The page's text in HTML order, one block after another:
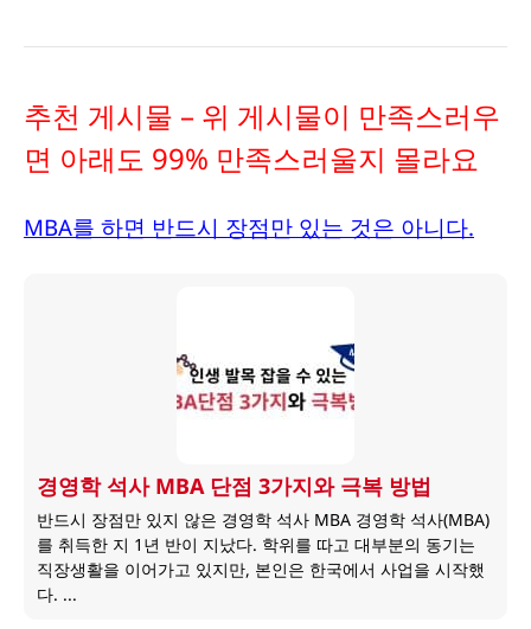
추천 게시물 – 위 게시물이 만족스러우
면 아래도 99% 만족스러울지 몰라요
MBA를 하면 반드시 장점만 있는 것은 아니다.
경영학 석사 MBA 단점 3가지와 극복 방법
반드시 장점만 있지 않은 경영학 석사 MBA 경영학 석사(MBA)
를 취득한 지 1년 반이 지났다. 학위를 따고 대부분의 동기는
직장생활을 이어가고 있지만, 본인은 한국에서 사업을 시작했
다. ...